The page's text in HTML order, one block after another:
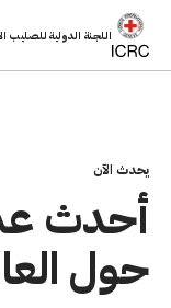
تجاوز إلى المحتوى الرئيسي
اللجنة الدولية للصليب
يحدث الآن
أحدث
حول